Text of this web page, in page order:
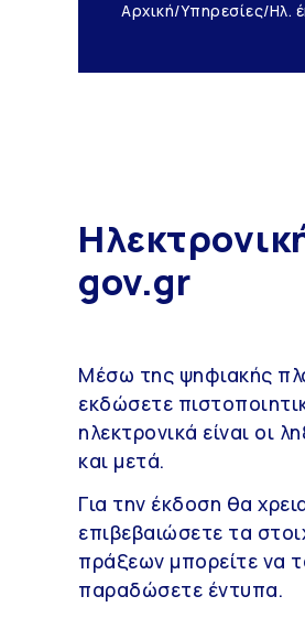
Αρχική/Υπηρεσίες/Ηλ.
gov.gr
Μέσω της ψηφιακής
εκδώσετε
ηλεκτρονικά είναι οι
και μετά.
Για την έκδοση θα
επιβεβαιώσετε τα
πράξεων μπορείτε να
παραδώσετε έντυπα.